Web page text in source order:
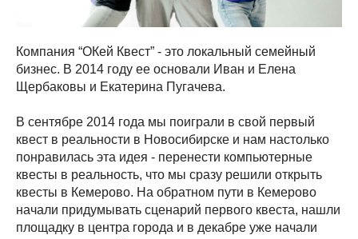
Компания “ОКей Квест” - это локальный семейный
бизнес. В 2014 году ее основали Иван и Елена
Щербаковы и Екатерина Пугачева.
В сентябре 2014 года мы поиграли в свой первый
квест в реальности в Новосибирске и нам настолько
понравилась эта идея - перенести компьютерные
квесты в реальность, что мы сразу решили открыть
квесты в Кемерово. На обратном пути в Кемерово
начали придумывать сценарий первого квеста, нашли
площадку в центра города и в декабре уже начали